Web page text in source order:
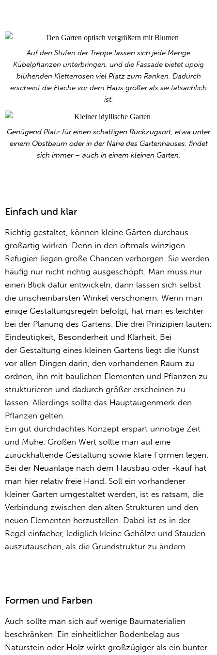
Auf den Stufen der Treppe lassen sich jede Menge
Kübelpflanzen unterbringen, und die Fassade bietet üppig
blühenden Kletterrosen viel Platz zum Ranken. Dadurch
erscheint die Fläche vor dem Haus größer als sie tatsächlich
ist.
Genügend Platz für einen schattigen Rückzugsort, etwa unter
einem Obstbaum oder in der Nähe des Gartenhauses, findet
sich immer – auch in einem kleinen Garten.
Einfach und klar
Richtig gestaltet, können kleine Gärten durchaus
großartig wirken. Denn in den oftmals winzigen
Refugien liegen große Chancen verborgen. Sie werden
häufig nur nicht richtig ausgeschöpft. Man muss nur
einen Blick dafür entwickeln, dann lassen sich selbst
die unscheinbarsten Winkel verschönern. Wenn man
einige Gestaltungsregeln befolgt, hat man es leichter
bei der Planung des Gartens. Die drei Prinzipien lauten:
Eindeutigkeit, Besonderheit und Klarheit. Bei
der Gestaltung eines kleinen Gartens liegt die Kunst
vor allen Dingen darin, den vorhandenen Raum zu
ordnen, ihn mit baulichen Elementen und Pflanzen zu
strukturieren und dadurch größer erscheinen zu
lassen. Allerdings sollte das Hauptaugenmerk den
Pflanzen gelten.
Ein gut durchdachtes Konzept erspart unnötige Zeit
und Mühe. Großen Wert sollte man auf eine
zurückhaltende Gestaltung sowie klare Formen legen.
Bei der Neuanlage nach dem Hausbau oder -kauf hat
man hier relativ freie Hand. Soll ein vorhandener
kleiner Garten umgestaltet werden, ist es ratsam, die
Verbindung zwischen den alten Strukturen und den
neuen Elementen herzustellen. Dabei ist es in der
Regel einfacher, lediglich kleine Gehölze und Stauden
auszutauschen, als die Grundstruktur zu ändern.
Formen und Farben
Auch sollte man sich auf wenige Baumaterialien
beschränken. Ein einheitlicher Bodenbelag aus
Naturstein oder Holz wirkt großzügiger als ein bunter